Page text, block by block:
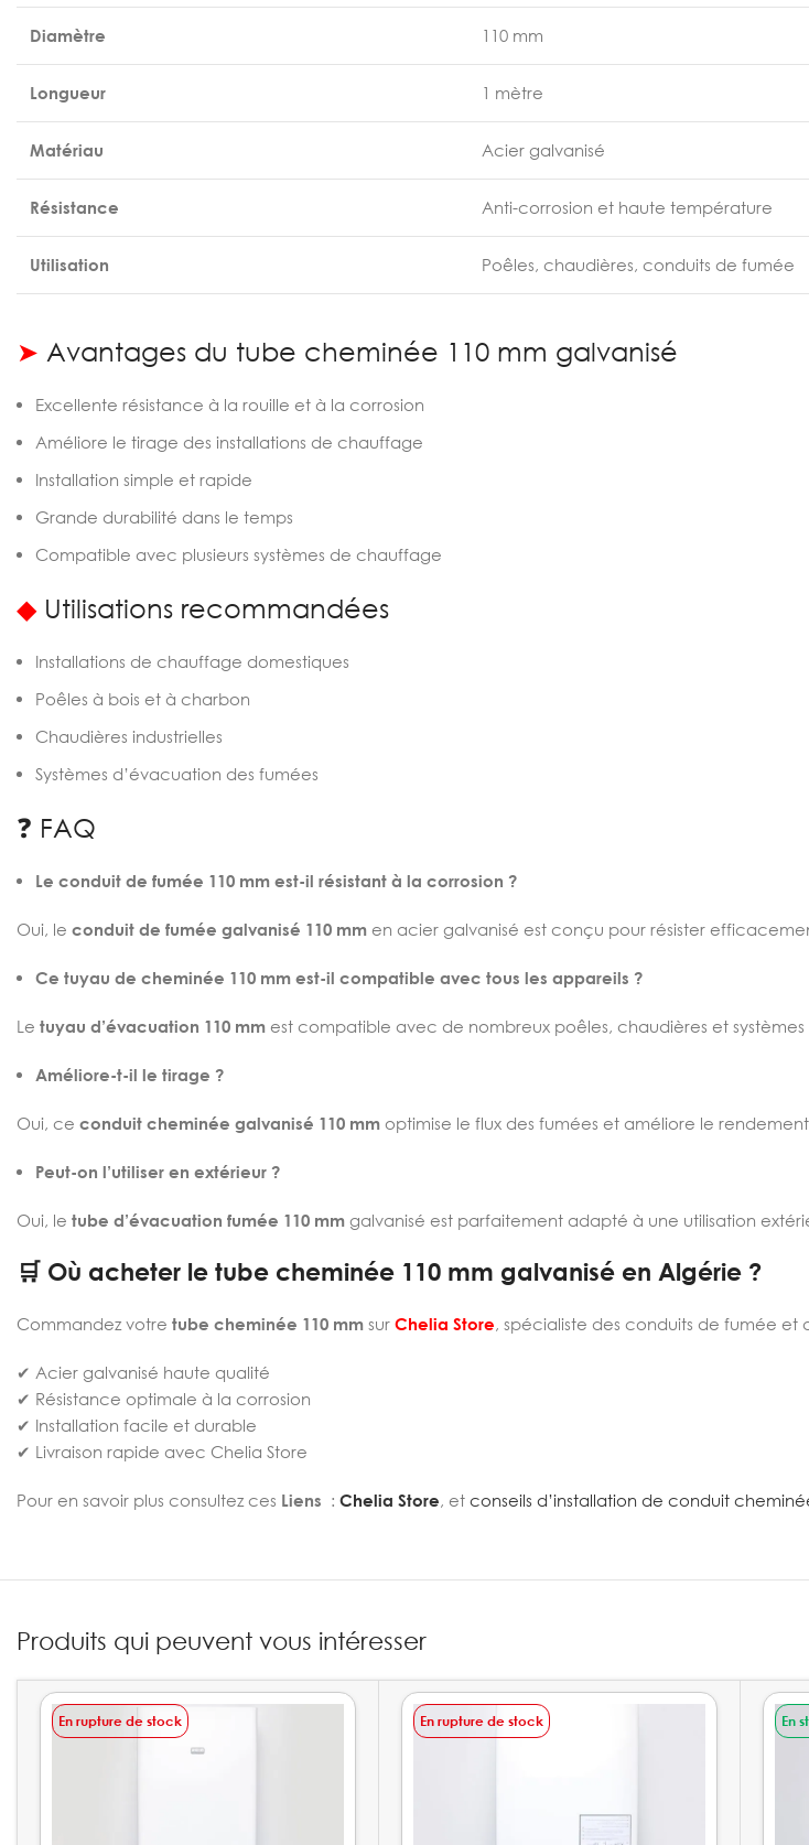
Diamètre 110 mm
Longueur 1 mètre
Matériau Acier galvanisé
Résistance Anti-corrosion et haute température
Utilisation Poêles, chaudières, conduits de fumée
➤ Avantages du tube cheminée 110 mm galvanisé
Excellente résistance à la rouille et à la corrosion
Améliore le tirage des installations de chauffage
Installation simple et rapide
Grande durabilité dans le temps
Compatible avec plusieurs systèmes de chauffage
◆Utilisations recommandées
Installations de chauffage domestiques
Poêles à bois et à charbon
Chaudières industrielles
Systèmes d’évacuation des fumées
❓ FAQ
Le conduit de fumée 110 mm est-il résistant à la corrosion ?
Oui, le conduit de fumée galvanisé 110 mm en acier galvanisé est conçu pour résister
Ce tuyau de cheminée 110 mm est-il compatible avec tous les appareils ?
Le tuyau d’évacuation 110 mm est compatible avec de nombreux poêles, chaudières et
Améliore-t-il le tirage ?
Oui, ce conduit cheminée galvanisé 110 mm optimise le flux des fumées et améliore le
Peut-on l’utiliser en extérieur ?
Oui, le tube d’évacuation fumée 110 mm galvanisé est parfaitement adapté à une utilisation
🛒 Où acheter le tube cheminée 110 mm galvanisé en Algérie ?
Commandez votre tube cheminée 110 mm sur Chelia Store, spécialiste des conduits de fumée
✔ Acier galvanisé haute qualité
✔ Résistance optimale à la corrosion
✔ Installation facile et durable
✔ Livraison rapide avec Chelia Store
Pour en savoir plus consultez ces Liens : Chelia Store, et conseils d’installation de conduit
Produits qui peuvent vous intéresser
En rupture de stock En rupture de stock En